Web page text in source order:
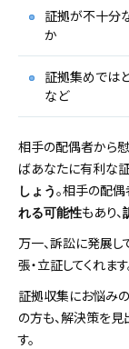
証拠が不十分
か
証拠集めで
など
相手の配偶者から
ばあなたに有利な証
しょう 。相手の配
れる可能性もあり、
万一、訴訟に発展
張・立証してくれます
証拠収集にお悩み
の方も、解決策を
す。